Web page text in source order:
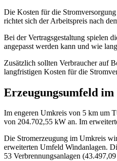
Die Kosten für die
richtet sich der Arbeitspreis nach
Bei der Vertragsgestaltung spielen
angepasst werden kann und wie
Zusätzlich sollten Verbraucher auf
langfristigen Kosten für die
Erzeugungsumfeld im
Im engeren Umkreis von 5 km um
von 204.702,55 kW an. Im
Die Stromerzeugung im Umkreis
erweiterten Umfeld Windanlagen.
53 Verbrennungsanlagen